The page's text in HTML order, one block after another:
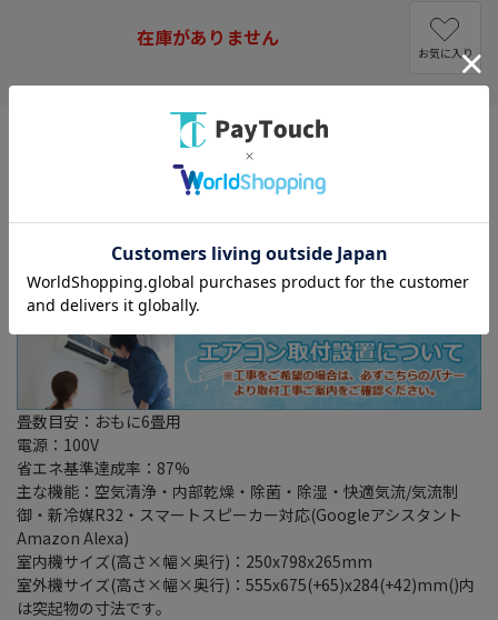
在庫がありません
お気に入り
畳数目安：おもに6畳用
電源：100V
省エネ基準達成率：87%
主な機能：空気清浄・内部乾燥・除菌・除湿・快適気流/気流制
御・新冷媒R32・スマートスピーカー対応(Googleアシスタント
Amazon Alexa)
室内機サイズ(高さ×幅×奥行)：250x798x265mm
室外機サイズ(高さ×幅×奥行)：555x675(+65)x284(+42)mm()内
は突起物の寸法です。